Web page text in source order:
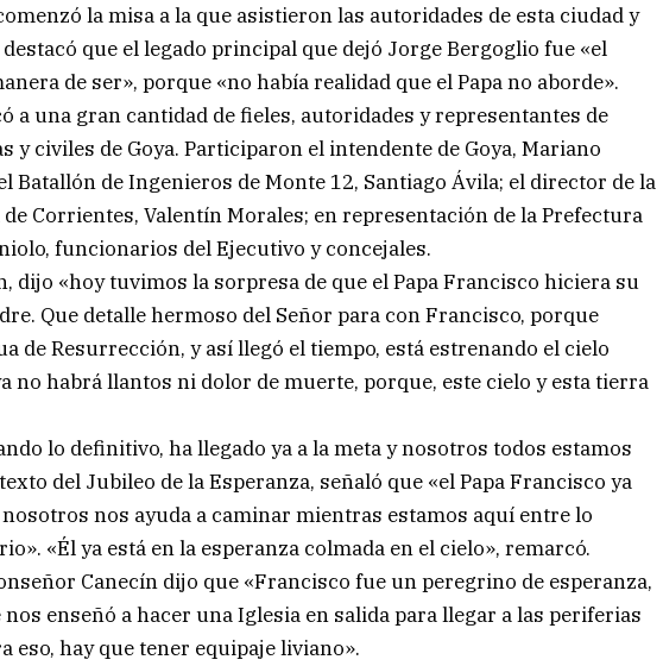
la misa a la que asistieron las autoridades de esta ciudad y
que el legado principal que dejó Jorge Bergoglio fue «el
de ser», porque «no había realidad que el Papa no aborde».
a una gran cantidad de fieles, autoridades y representantes de
civiles de Goya. Participaron el intendente de Goya, Mariano
Batallón de Ingenieros de Monte 12, Santiago Ávila; el director de la
de Corrientes, Valentín Morales; en representación de la Prefectura
funcionarios del Ejecutivo y concejales.
dijo «hoy tuvimos la sorpresa de que el Papa Francisco hiciera su
Que detalle hermoso del Señor para con Francisco, porque
de Resurrección, y así llegó el tiempo, está estrenando el cielo
no habrá llantos ni dolor de muerte, porque, este cielo y esta tierra
lo definitivo, ha llegado ya a la meta y nosotros todos estamos
del Jubileo de la Esperanza, señaló que «el Papa Francisco ya
nos ayuda a caminar mientras estamos aquí entre lo
«Él ya está en la esperanza colmada en el cielo», remarcó.
Canecín dijo que «Francisco fue un peregrino de esperanza,
enseñó a hacer una Iglesia en salida para llegar a las periferias
eso, hay que tener equipaje liviano».